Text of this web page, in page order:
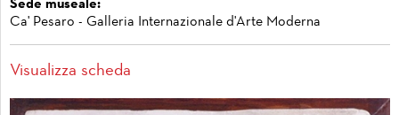
Sede museale:
Ca' Pesaro - Galleria Internazionale d'Arte Moderna
Visualizza scheda